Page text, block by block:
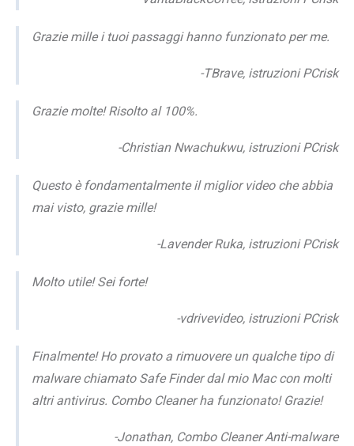
Grazie mille i tuoi passaggi hanno funzionato per me.
-TBrave, istruzioni PCrisk
Grazie molte! Risolto al 100%.
-Christian Nwachukwu, istruzioni PCrisk
Questo è fondamentalmente il miglior video che abbia
mai visto, grazie mille!
-Lavender Ruka, istruzioni PCrisk
Molto utile! Sei forte!
-vdrivevideo, istruzioni PCrisk
Finalmente! Ho provato a rimuovere un qualche tipo di
malware chiamato Safe Finder dal mio Mac con molti
altri antivirus. Combo Cleaner ha funzionato! Grazie!
-Jonathan, Combo Cleaner Anti-malware